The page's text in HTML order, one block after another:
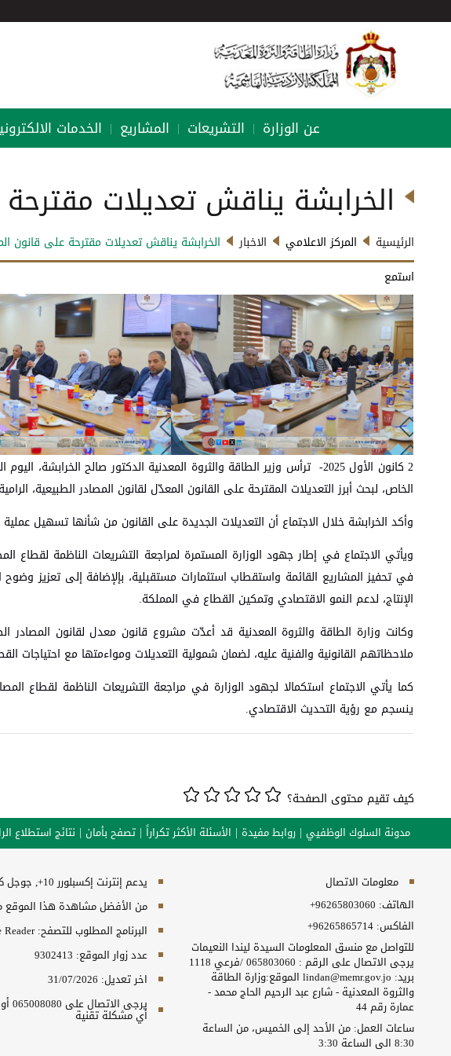
عن الوزارة | التشريعات | المشاريع | الخدمات
الخرابشة يناقش تعديلات
الرئيسية المركز الاعلامي الاخبار الخرابشة يناقش تعديلات مقترحة على قانون
استمع
2 كانون الأول 2025- ترأس وزير الطاقة والثروة المعدنية الدكتور صالح
الخاص، لبحث أبرز التعديلات المقترحة على القانون المعدّل لقانون المصادر الطبيعية،
وأكد الخرابشة خلال الاجتماع أن التعديلات الجديدة على القانون من شأنها تسهيل
ويأتي الاجتماع في إطار جهود الوزارة المستمرة لمراجعة التشريعات الناظمة لقطاع
في تحفيز المشاريع القائمة واستقطاب استثمارات مستقبلية، بإلإضافة إلى تعزيز وضوح
الإنتاج، لدعم النمو الاقتصادي وتمكين القطاع في المملكة.
وكانت وزارة الطاقة والثروة المعدنية قد أعدّت مشروع قانون معدل لقانون المصادر
ملاحظاتهم القانونية والفنية عليه، لضمان شمولية التعديلات ومواءمتها مع احتياجات
كما يأتي الاجتماع استكمالا لجهود الوزارة في مراجعة التشريعات الناظمة لقطاع
ينسجم مع رؤية التحديث الاقتصادي.
كيف تقيم محتوى الصفحة؟
مدونة السلوك الوظفيي روابط مفيدة الأسئلة الأكثر تكراراً تصفح بأمان نتائج استطلاع
معلومات الاتصال
الهاتف: +96265803060
الفاكس: +96265865714
للتواصل مع منسق المعلومات السيدة ليندا النعيمات
يرجى الاتصال على الرقم : 065803060 /فرعي 1118
بريد: lindan@memr.gov.jo الموقع:وزارة الطاقة
والثروة المعدنية - شارع عبد الرحيم الحاج محمد -
عمارة رقم 44
ساعات العمل: من الأحد إلى الخميس، من الساعة
8:30 الى الساعة 3:30
يدعم إنترنت إكسبلورر 10+, جوجل كروم, فايرفوكس, سفاري
من الأفضل مشاهدة هذا الموقع من
البرنامج المطلوب للتصفح: Adobe Reader
عدد زوار الموقع: 9302413
اخر تعديل: 31/07/2026
أي مشكلة تقنية